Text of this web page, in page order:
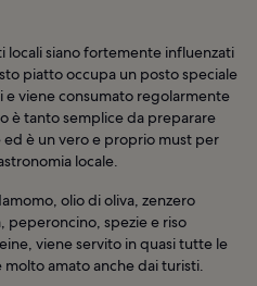
locali siano fortemente influenzati
piatto occupa un posto speciale
viene consumato regolarmente
è tanto semplice da preparare
è un vero e proprio must per
locale.
olio di oliva, zenzero
spezie e riso
viene servito in quasi tutte le
amato anche dai turisti.